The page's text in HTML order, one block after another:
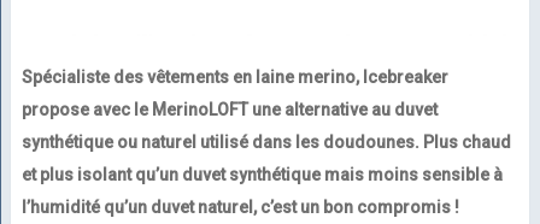
Spécialiste des vêtements en laine merino, Icebreaker
propose avec le MerinoLOFT une alternative au duvet
synthétique ou naturel utilisé dans les doudounes. Plus chaud
et plus isolant qu’un duvet synthétique mais moins sensible à
l’humidité qu’un duvet naturel, c’est un bon compromis !